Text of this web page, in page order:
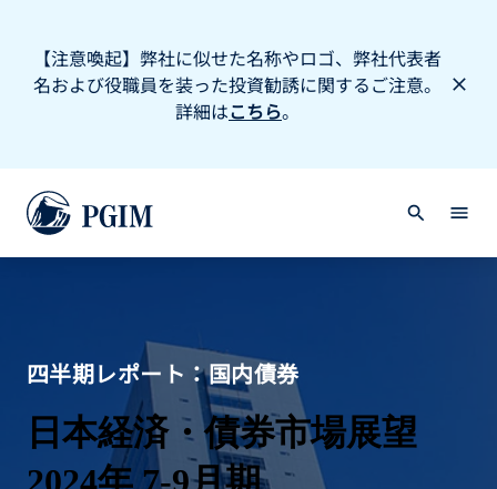
【注意喚起】弊社に似せた名称やロゴ、弊社代表者
名および役職員を装った投資勧誘に関するご注意。
詳細はこちら。
四半期レポート：国内債券
日本経済・債券市場展望